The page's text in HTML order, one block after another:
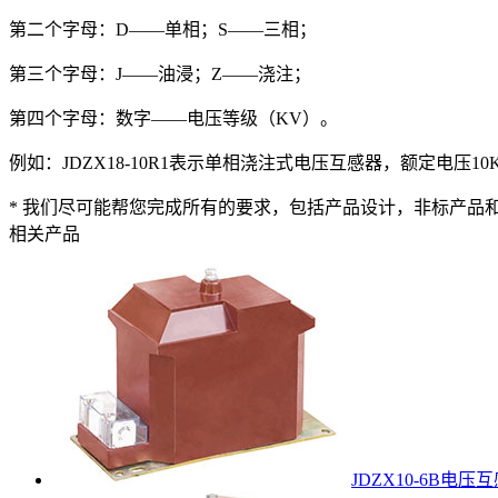
第二个字母：D——单相；S——三相；
第三个字母：J——油浸；Z——浇注；
第四个字母：数字——电压等级（KV）。
例如：JDZX18-10R1表示单相浇注式电压互感器，额定电压
* 我们尽可能帮您完成所有的要求，包括产品设计，非标产品
相关产品
JDZX10-6B电压互